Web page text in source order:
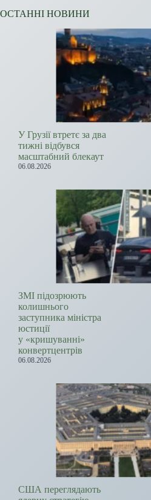
ОСТАННІ НОВИНИ
У Грузії втретє за два
тижні відбувся
масштабний блекаут
06.08.2026
ЗМІ підозрюють
колишнього
заступника міністра
юстиції
у «кришуванні»
конвертцентрів
06.08.2026
США переглядають